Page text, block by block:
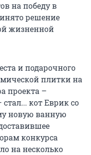
на победу в
решение
жизненной
и подарочного
плитки на
проекта –
кот Еврик со
новую ванную
конкурса
на несколько